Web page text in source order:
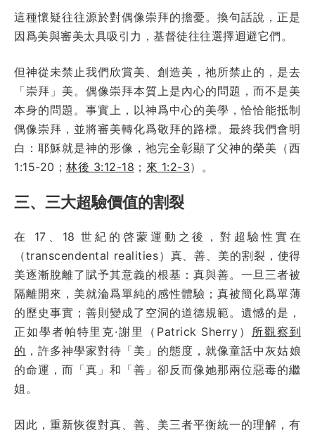
這種懷疑往往源於對偶像崇拜的擔憂。換句話說，正是
因爲美與審美太具吸引力，基督徒往往選擇迴避它們。
但神從未禁止我們欣賞美、創造美，祂所禁止的，是去
「崇拜」美。偶像崇拜本質上是內心的問題，而不是美
本身的問題。事實上，以神爲中心的美學，恰恰能抵制
偶像崇拜，並將審美轉化爲敬拜的路標。最終我們會明
白：耶穌就是神的形像，祂完全彰顯了父神的榮美（西
1:15-20； 林後 3:12-18 ； 來 1:2-3）。
三、三大超驗價值的割裂
在 17、18 世紀的啓蒙運動之後，對超驗性實在
（transcendental realities）真、善、美的割裂，使得
美逐漸脫離了賦予其意義的根基：真與善。一旦三者被
隔離開來，美就淪爲單純的感性體驗；真被簡化爲單薄
的歷史事實；善則變成了空洞的道德規範。遺憾的是，
正如學者帕特里克·謝里（Patrick Sherry）
所觀察到
的 ，許多神學家對待「美」的態度，就像童話中灰姑娘
的命運，而「真」和「善」卻反而像她那兩位惡毒的繼
姐。
因此，重新恢復對真、善、美三者平衡統一的理解，有